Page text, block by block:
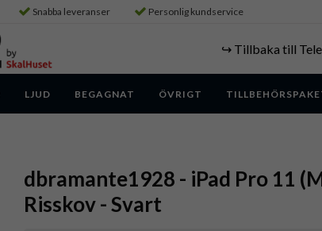
Snabba leveranser Personlig kundservice
↪️ Tillbaka till
LJUD BEGAGNAT ÖVRIGT
dbramante1928 - iPad Pro 11
Risskov - Svart